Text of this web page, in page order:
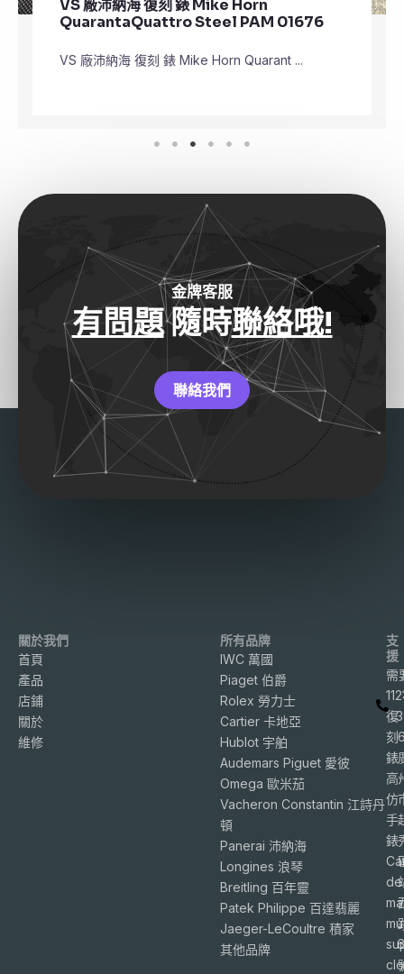
VS 廠沛納海 復刻 錶 Mike Horn
QuarantaQuattro Steel PAM 01676
VS 廠沛納海 復刻 錶 Mike Horn Quarant ...
金牌客服
有問題隨時聯絡哦!
聯絡我們
關於我們
首頁
產品
店鋪
關於
維修
所有品牌
IWC 萬國
Piaget 伯爵
Rolex 勞力士
Cartier 卡地亞
Hublot 宇舶
Audemars Piguet 愛彼
Omega 歐米茄
Vacheron Constantin 江詩丹
頓
Panerai 沛納海
Longines 浪琴
Breitling 百年靈
Patek Philippe 百達翡麗
Jaeger-LeCoultre 積家
其他品牌
支
援
需
復
刻
錶
高
仿
手
錶
de